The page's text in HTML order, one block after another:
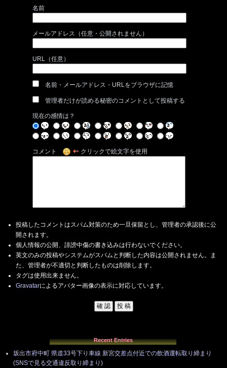
名前
メールアドレス（任意・公開されません）
URL（任意）
名前・メールアドレス・URLをブラウザに記憶
管理者だけが読める秘密のコメントとして投稿する
現在の感情は？
コメント クリックで絵文字を使用
投稿したコメントはスパム対策のため一旦保留とし、管理者の承認後に公
開されます。
個人情報の公開、誹謗中傷の書き込みは行わないでください。
英文のみの投稿やシステムがスパムと判断した内容は公開されません。ま
た、管理者が不適切と判断したものは削除します。
タグは使用出来ません。
Gravatarによるアバター画像の表示に対応しています。
Recent Entries
坂出市府中町 県道33号下り車線 新宮交差点付近での飲酒運転取り締まり
(SNSで見る交通違反取り締まり)